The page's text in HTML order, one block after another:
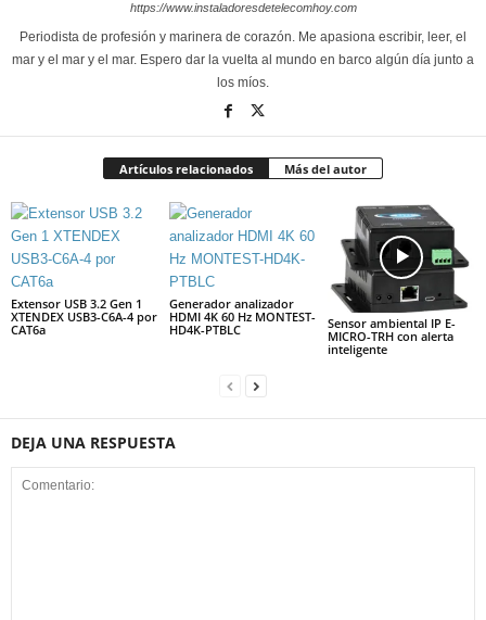
https://www.instaladoresdetelecomhoy.com
Periodista de profesión y marinera de corazón. Me apasiona escribir, leer, el
mar y el mar y el mar. Espero dar la vuelta al mundo en barco algún día junto a
los míos.
Artículos relacionados Más del autor
Extensor USB 3.2 Gen 1
XTENDEX USB3-C6A-4 por
CAT6a
Generador analizador
HDMI 4K 60 Hz MONTEST-
HD4K-PTBLC
Sensor ambiental IP E-
MICRO-TRH con alerta
inteligente
DEJA UNA RESPUESTA